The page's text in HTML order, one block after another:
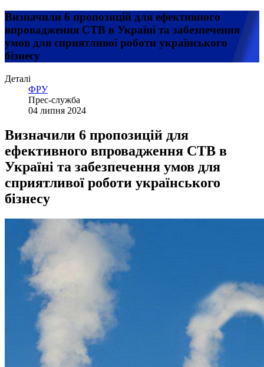
Визначили 6 пропозицій для ефективного
впровадження СТВ в Україні та забезпечення
умов для сприятливої роботи українського
бізнесу
Деталі
ФРУ
Прес-служба
04 липня 2024
Визначили 6 пропозицій для
ефективного впровадження СТВ в
Україні та забезпечення умов для
сприятливої роботи українського
бізнесу